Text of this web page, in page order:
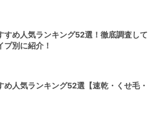
すめ人気ランキング52選！徹底調査して
プ別に紹介！
め人気ランキング52選【速乾・くせ毛・